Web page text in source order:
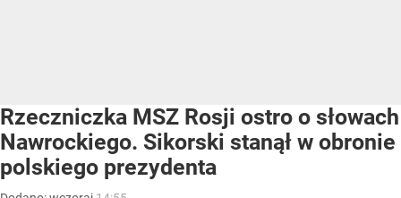
Rzeczniczka MSZ Rosji ostro o słowach
Nawrockiego. Sikorski stanął w obronie
polskiego prezydenta